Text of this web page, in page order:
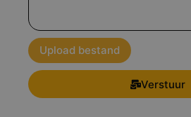
Upload bestand
Verstuur